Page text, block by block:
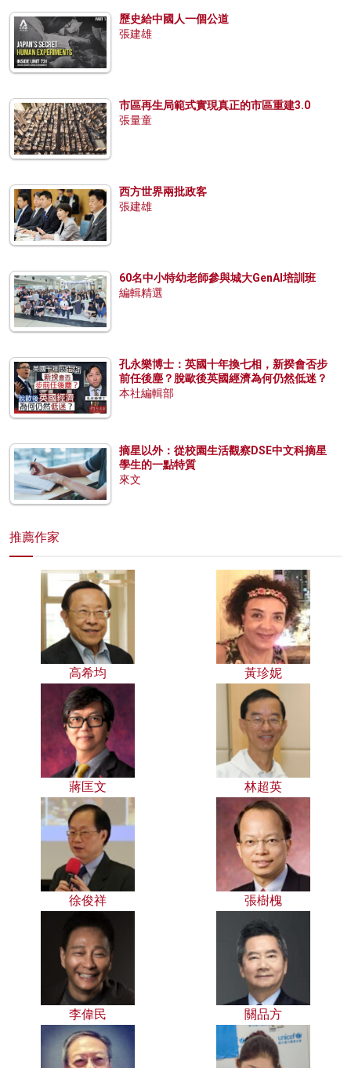
歷史給中國人一個公道
張建雄
市區再生局範式實現真正的市區重建3.0
張量童
西方世界兩批政客
張建雄
60名中小特幼老師參與城大GenAI培訓班
編輯精選
孔永樂博士：英國十年換七相，新揆會否步
前任後塵？脫歐後英國經濟為何仍然低迷？
本社編輯部
摘星以外：從校園生活觀察DSE中文科摘星
學生的一點特質
來文
推薦作家
高希均 黃珍妮
蔣匡文 林超英
徐俊祥 張樹槐
李偉民 關品方